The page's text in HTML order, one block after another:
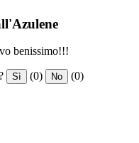
benissimo!!!
Sì (0) No (0)